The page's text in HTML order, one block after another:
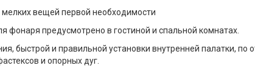
вещей первой необходимости
фонаря предусмотрено в гостиной и спальной комнатах.
быстрой и правильной установки внутренней палатки,
и опорных дуг.